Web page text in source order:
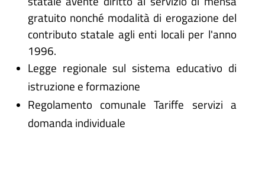
gratuito nonché modalità di erogazione del
contributo statale agli enti locali per l'anno
1996.
Legge regionale sul sistema educativo di
istruzione e formazione
Regolamento comunale Tariffe servizi a
domanda individuale